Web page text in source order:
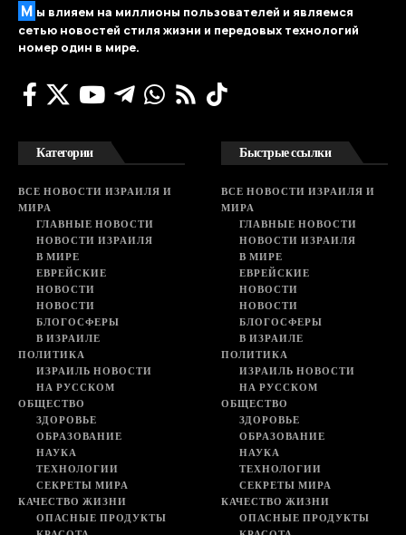
М ы влияем на миллионы пользователей и являемся
сетью новостей стиля жизни и передовых технологий
номер один в мире.
Категории
ВСЕ НОВОСТИ ИЗРАИЛЯ И
МИРА
ГЛАВНЫЕ НОВОСТИ
НОВОСТИ ИЗРАИЛЯ
В МИРЕ
ЕВРЕЙСКИЕ
НОВОСТИ
НОВОСТИ
БЛОГОСФЕРЫ
В ИЗРАИЛЕ
ПОЛИТИКА
ИЗРАИЛЬ НОВОСТИ
НА РУССКОМ
ОБЩЕСТВО
ЗДОРОВЬЕ
ОБРАЗОВАНИЕ
НАУКА
ТЕХНОЛОГИИ
СЕКРЕТЫ МИРА
КАЧЕСТВО ЖИЗНИ
ОПАСНЫЕ ПРОДУКТЫ
Быстрые ссылки
ВСЕ НОВОСТИ ИЗРАИЛЯ И
МИРА
ГЛАВНЫЕ НОВОСТИ
НОВОСТИ ИЗРАИЛЯ
В МИРЕ
ЕВРЕЙСКИЕ
НОВОСТИ
НОВОСТИ
БЛОГОСФЕРЫ
В ИЗРАИЛЕ
ПОЛИТИКА
ИЗРАИЛЬ НОВОСТИ
НА РУССКОМ
ОБЩЕСТВО
ЗДОРОВЬЕ
ОБРАЗОВАНИЕ
НАУКА
ТЕХНОЛОГИИ
СЕКРЕТЫ МИРА
КАЧЕСТВО ЖИЗНИ
ОПАСНЫЕ ПРОДУКТЫ